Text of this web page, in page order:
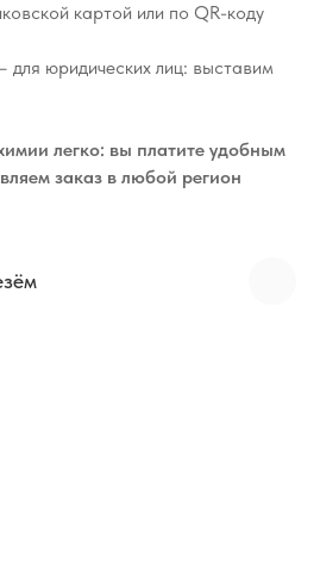
картой или по QR-коду
для юридических лиц: выставим
легко: вы платите удобным
заказ в любой регион